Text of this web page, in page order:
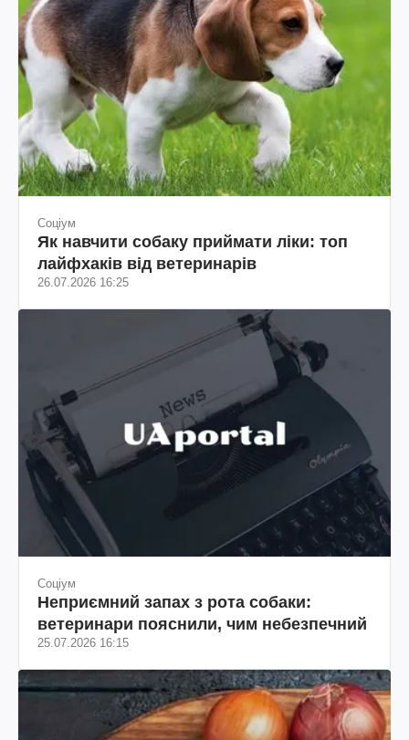
Соціум
Як навчити собаку приймати ліки: топ
лайфхаків від ветеринарів
26.07.2026 16:25
Соціум
Неприємний запах з рота собаки:
ветеринари пояснили, чим небезпечний
25.07.2026 16:15